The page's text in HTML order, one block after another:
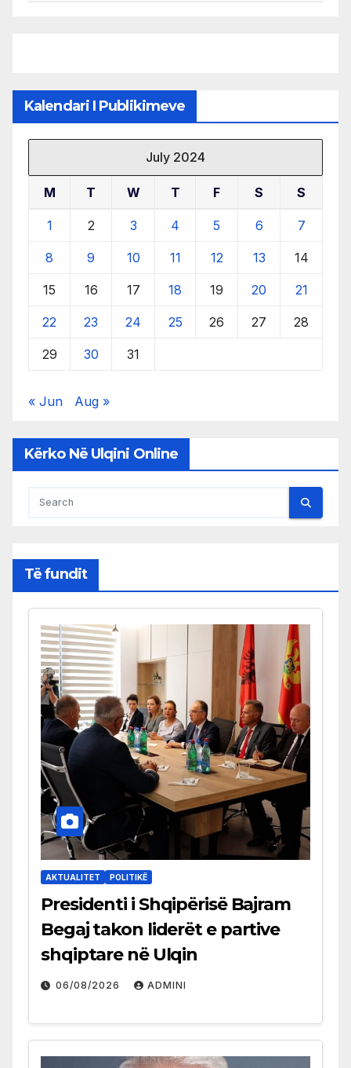
Kalendari I Publikimeve
July 2024
M T W T F S S
1 2 3 4 5 6 7
8 9 10 11 12 13 14
15 16 17 18 19 20 21
22 23 24 25 26 27 28
29 30 31
« Jun Aug »
Kërko Në Ulqini Online
Të fundit
AKTUALITET POLITIKË
Presidenti i Shqipërisë Bajram
Begaj takon liderët e partive
shqiptare në Ulqin
06/08/2026 ADMINI